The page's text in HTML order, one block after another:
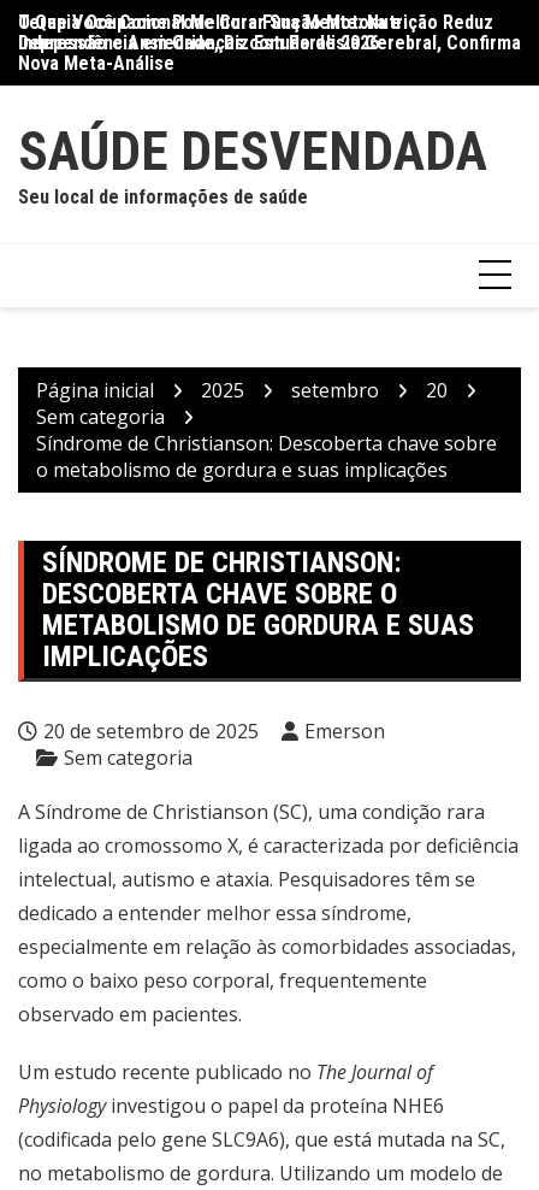
para
conteúdo
O Que Você Come Pode Curar Sua Mente: Nutrição Reduz
Depressão e Ansiedade, Diz Estudo de 2026
Terapia Ocupacional Melhora Função Motora e
Independência em Crianças com Paralisia Cerebral, Confirma
Nova Meta-Análise
SAÚDE DESVENDADA
Seu local de informações de saúde
Página inicial 2025 setembro
20
Sem categoria
Síndrome de Christianson: Descoberta chave sobre
o metabolismo de gordura e suas implicações
SÍNDROME DE CHRISTIANSON:
DESCOBERTA CHAVE SOBRE O
METABOLISMO DE GORDURA E SUAS
IMPLICAÇÕES
20 de setembro de 2025
Emerson
Sem categoria
A Síndrome de Christianson (SC), uma condição rara
ligada ao cromossomo X, é caracterizada por deficiência
intelectual, autismo e ataxia. Pesquisadores têm se
dedicado a entender melhor essa síndrome,
especialmente em relação às comorbidades associadas,
como o baixo peso corporal, frequentemente
observado em pacientes.
Um estudo recente publicado no The Journal of
Physiologyinvestigou o papel da proteína NHE6
(codificada pelo gene SLC9A6), que está mutada na SC,
no metabolismo de gordura. Utilizando um modelo de